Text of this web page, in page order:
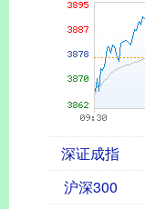
深证成指
沪深300